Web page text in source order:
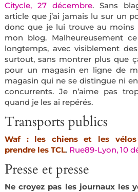
Citycle, 27 décembre. Sans
article que j’ai jamais lu sur un
donc que je lui trouve au moins
mon blog. Malheureusement
longtemps, avec visiblement
surtout, sans montrer plus que
pour un magasin en ligne de
magasin qui ne se distingue ni
concurrents. Je n’aime pas
quand je les ai repérés.
Transports publics
Waf : les chiens et les vélos
prendre les TCL. Rue89-Lyon, 10
Presse et presse
Ne croyez pas les journaux les